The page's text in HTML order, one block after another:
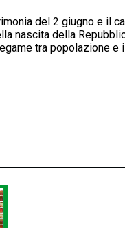
del 2 giugno e
della
tra popolazione e